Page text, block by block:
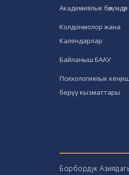
Академиялык бөлүмдөр
Колдонмолор жана
Календарлар
Байланыш БААУ
Психологиялык кеңеш
берүү кызматтары
Борбордук